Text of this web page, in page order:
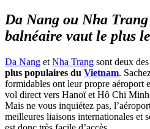
Da Nang ou Nha
balnéaire vaut le plus
Da Nang et Nha Trang sont deux des
plus populaires du Vietnam.
formidables ont leur propre aéroport
vol direct vers Hanoï et Hô Chi
Mais ne vous inquiétez pas,
meilleures liaisons internationales et